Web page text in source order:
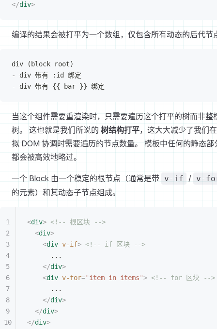
</div>
编译的结果会被打平为一个数组，仅包含所有动态的后代节
div (block root)
- div 带有 :id 绑定
- div 带有 {{ bar }} 绑定
当这个组件需要重渲染时，只需要遍历这个打平的树而非整
树。 这也就是我们所说的 树结构打平，这大大减少了我们
拟 DOM 协调时需要遍历的节点数量。 模板中任何的静态部
都会被高效地略过。
一个 Block 由一个稳定的根节点（通常是带 v-if / v-
的元素）和其动态子节点组成。
<div> <!-- 根区块 -->
<div>
<div v-if> <!-- if 区块 -->
...
</div>
<div v-for="item in items"> <!-- for 区块 -->
...
</div>
</div>
</div>